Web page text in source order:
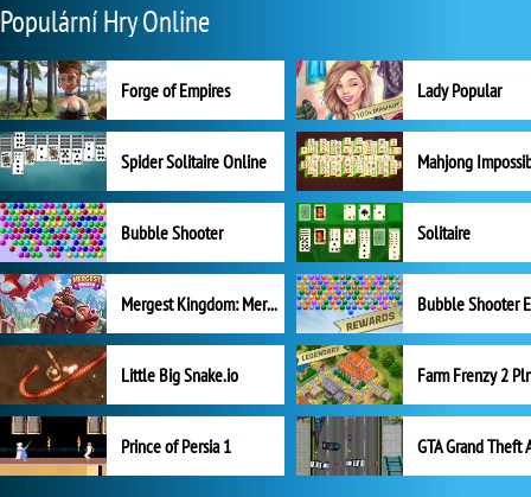
Populární Hry Online
Forge of Empires Lady Popular
Spider Solitaire Online Mahjong
Bubble Shooter Solitaire
Mergest Kingdom: Merge Puzzle
Little Big Snake.io
Prince of Persia 1 GTA Grand Theft